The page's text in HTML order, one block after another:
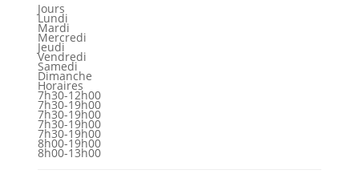
Jours
Lundi
Mardi
Mercredi
Jeudi
Vendredi
Samedi
Dimanche
Horaires
7h30-12h00
7h30-19h00
7h30-19h00
7h30-19h00
7h30-19h00
8h00-19h00
8h00-13h00